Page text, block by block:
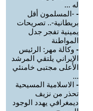
له ...
- -المسلمون أقل
بريطانية-.. تصريحات
يمينية تفجر جدل
المواطنة
- وكالة مهر: الرئيس
الإيراني يلتقي المرشد
الأعلى مجتبى خامنئي
...
- الاسلامية المسيحية
تحذر من نزيف
ديمغرافي يهدد الوجود